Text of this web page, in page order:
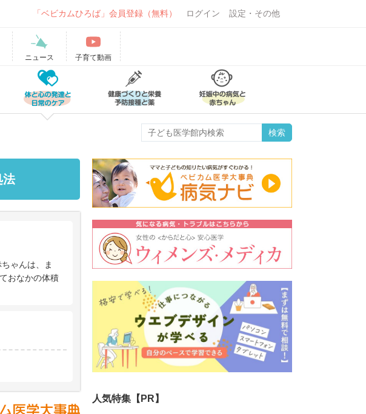
「ベビカムひろば」会員登録（無料） ログイン 設定・その他
ニュース 子育て動画
法
ゃんは、ま
おなかの体積
人気特集【PR】